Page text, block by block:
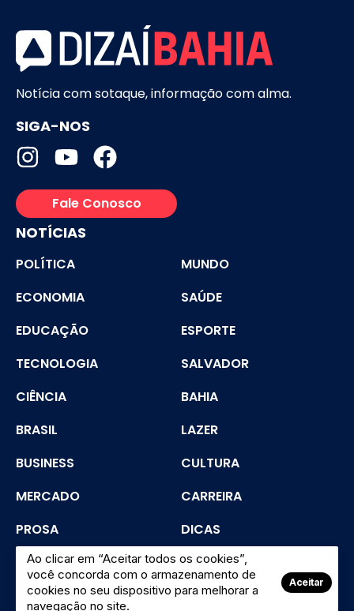
Notícia com sotaque, informação com alma.
SIGA-NOS
Fale Conosco
NOTÍCIAS
POLÍTICA
MUNDO
ECONOMIA
SAÚDE
EDUCAÇÃO
ESPORTE
TECNOLOGIA
SALVADOR
CIÊNCIA
BAHIA
BRASIL
LAZER
BUSINESS
CULTURA
MERCADO
CARREIRA
PROSA
DICAS
SEGURANÇA
Ao clicar em “Aceitar todos os cookies”,
você concorda com o armazenamento de
cookies no seu dispositivo para melhorar a
navegação no site.
Aceitar